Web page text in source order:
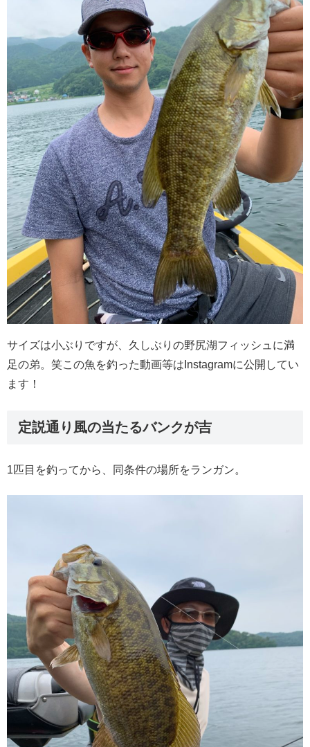
サイズは小ぶりですが、久しぶりの野尻湖フィッシュに満
足の弟。笑この魚を釣った動画等はInstagramに公開してい
ます！
定説通り風の当たるバンクが吉
1匹目を釣ってから、同条件の場所をランガン。